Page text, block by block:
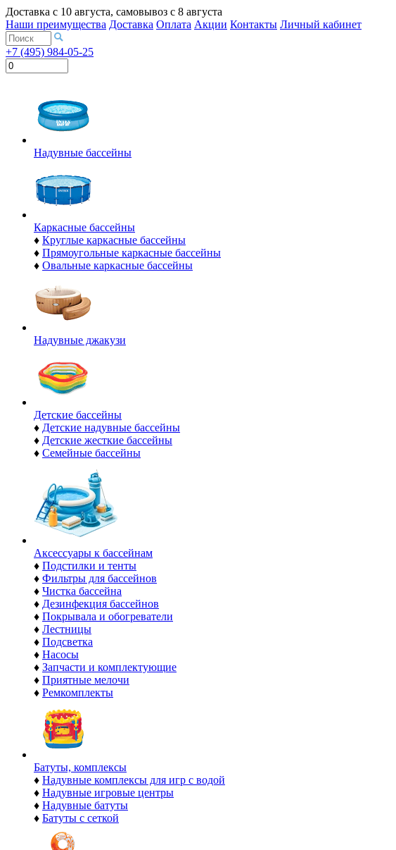
Доставка с 10 августа, самовывоз с 8 августа
Наши преимущества Доставка Оплата Акции Контакты Личный кабинет
+7 (495) 984-05-25
Надувные бассейны
Каркасные бассейны
♦ Круглые каркасные бассейны
♦ Прямоугольные каркасные бассейны
♦ Овальные каркасные бассейны
Надувные джакузи
Детские бассейны
♦ Детские надувные бассейны
♦ Детские жесткие бассейны
♦ Семейные бассейны
Аксессуары к бассейнам
♦ Подстилки и тенты
♦ Фильтры для бассейнов
♦ Чистка бассейна
♦ Дезинфекция бассейнов
♦ Покрывала и обогреватели
♦ Лестницы
♦ Подсветка
♦ Насосы
♦ Запчасти и комплектующие
♦ Приятные мелочи
♦ Ремкомплекты
Батуты, комплексы
♦ Надувные комплексы для игр с водой
♦ Надувные игровые центры
♦ Надувные батуты
♦ Батуты с сеткой